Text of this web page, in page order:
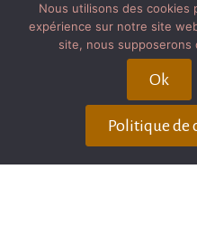
Publication /
Nous utilisons des cookies
expérience sur notre site
site, nous
Ok
Politique